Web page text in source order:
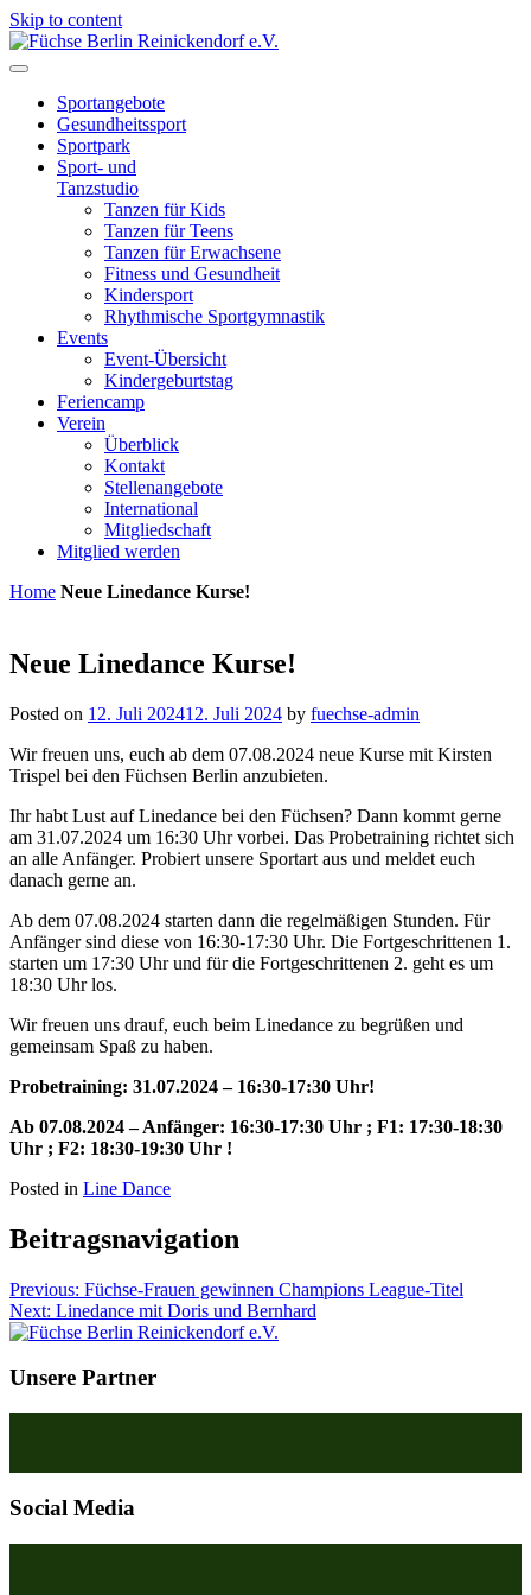
Skip to content
Sportangebote
Gesundheitssport
Sportpark
Sport- und
Tanzstudio
Tanzen für Kids
Tanzen für Teens
Tanzen für Erwachsene
Fitness und Gesundheit
Kindersport
Rhythmische Sportgymnastik
Events
Event-Übersicht
Kindergeburtstag
Feriencamp
Verein
Überblick
Kontakt
Stellenangebote
International
Mitgliedschaft
Mitglied werden
Home Neue Linedance Kurse!
Neue Linedance Kurse!
Posted on 12. Juli 202412. Juli 2024 by fuechse-admin
Wir freuen uns, euch ab dem 07.08.2024 neue Kurse mit Kirsten
Trispel bei den Füchsen Berlin anzubieten.
Ihr habt Lust auf Linedance bei den Füchsen? Dann kommt gerne
am 31.07.2024 um 16:30 Uhr vorbei. Das Probetraining richtet sich
an alle Anfänger. Probiert unsere Sportart aus und meldet euch
danach gerne an.
Ab dem 07.08.2024 starten dann die regelmäßigen Stunden. Für
Anfänger sind diese von 16:30-17:30 Uhr. Die Fortgeschrittenen 1.
starten um 17:30 Uhr und für die Fortgeschrittenen 2. geht es um
18:30 Uhr los.
Wir freuen uns drauf, euch beim Linedance zu begrüßen und
gemeinsam Spaß zu haben.
Probetraining: 31.07.2024 – 16:30-17:30 Uhr!
Ab 07.08.2024 – Anfänger: 16:30-17:30 Uhr ; F1: 17:30-18:30
Uhr ; F2: 18:30-19:30 Uhr !
Posted in Line Dance
Beitragsnavigation
Previous: Füchse-Frauen gewinnen Champions League-Titel
Next: Linedance mit Doris und Bernhard
Unsere Partner
Social Media